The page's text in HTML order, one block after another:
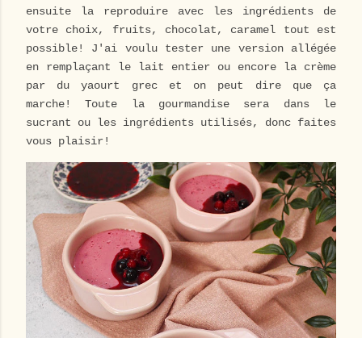
ensuite la reproduire avec les ingrédients de
votre choix, fruits, chocolat, caramel tout est
possible! J'ai voulu tester une version allégée
en remplaçant le lait entier ou encore la crème
par du yaourt grec et on peut dire que ça
marche! Toute la gourmandise sera dans le
sucrant ou les ingrédients utilisés, donc faites
vous plaisir!